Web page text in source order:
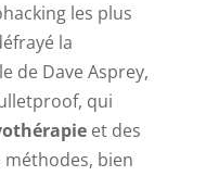
les plus
la
de Dave Asprey,
qui
et des
méthodes, bien